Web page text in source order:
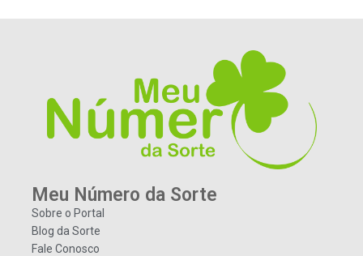
Meu Número da Sorte
Sobre o Portal
Blog da Sorte
Fale Conosco